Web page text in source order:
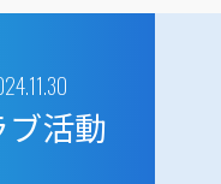
ブ活動